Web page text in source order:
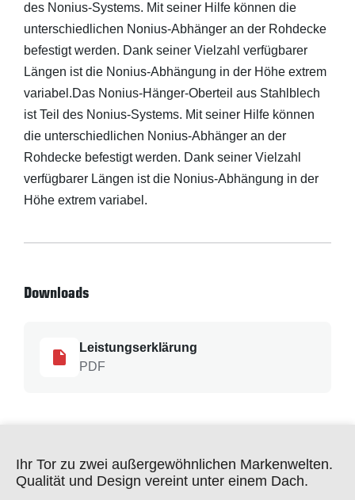
des Nonius-Systems. Mit seiner Hilfe können die
unterschiedlichen Nonius-Abhänger an der Rohdecke
befestigt werden. Dank seiner Vielzahl verfügbarer
Längen ist die Nonius-Abhängung in der Höhe extrem
variabel.Das Nonius-Hänger-Oberteil aus Stahlblech
ist Teil des Nonius-Systems. Mit seiner Hilfe können
die unterschiedlichen Nonius-Abhänger an der
Rohdecke befestigt werden. Dank seiner Vielzahl
verfügbarer Längen ist die Nonius-Abhängung in der
Höhe extrem variabel.
Downloads
Leistungserklärung
PDF
Ihr Tor zu zwei außergewöhnlichen Markenwelten.
Qualität und Design vereint unter einem Dach.